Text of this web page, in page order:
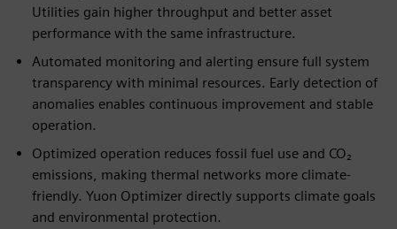
Utilities gain higher throughput and better asset
performance with the same infrastructure.
Automated monitoring and alerting ensure full system
transparency with minimal resources. Early detection of
anomalies enables continuous improvement and stable
operation.
Optimized operation reduces fossil fuel use and CO₂
emissions, making thermal networks more climate-
friendly. Yuon Optimizer directly supports climate goals
and environmental protection.